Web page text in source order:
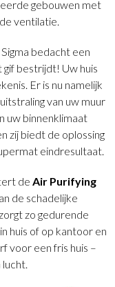
gebouwen met
ventilatie.
bedacht een
bestrijdt! Uw huis
Er is nu namelijk
van uw muur
uw binnenklimaat
zij biedt de oplossing
eindresultaat.
de Air Purifying
de schadelijke
zo gedurende
huis of op kantoor en
voor een fris huis –